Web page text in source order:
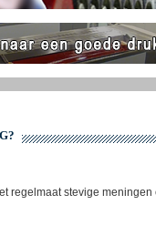
regelmaat stevige